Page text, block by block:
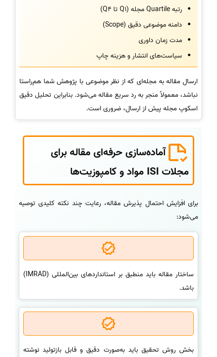
رتبه Quartile مجله (Q1 تا Q4)
دامنه موضوعی دقیق (Scope)
مدت زمان داوری
سیاست‌های انتشار و هزینه چاپ
ارسال مقاله به مجله‌ای که از نظر موضوعی با پژوهش شما هم‌راستا
نباشد، معمولاً منجر به رد سریع مقاله می‌شود. بنابراین تحلیل دقیق
اسکوپ مجله پیش از ارسال، ضروری است.
آماده‌سازی حرفه‌ای مقاله برای
مجلات ISI مواد و کامپوزیت‌ها
برای افزایش احتمال پذیرش مقاله، رعایت چند نکته کلیدی توصیه
می‌شود:
ساختار مقاله باید منطبق بر استانداردهای بین‌المللی (IMRAD)
باشد.
بخش روش تحقیق باید به‌صورت دقیق و قابل بازتولید نوشته